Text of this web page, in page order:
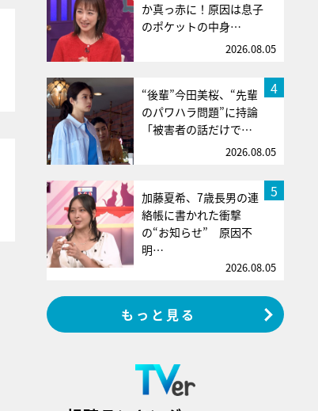
か真っ赤に！原因は息子
のポケットの中身…
2026.08.05
4
“後輩”今田美桜、“先輩
のパワハラ問題”に持論
「被害者の話だけで…
2026.08.05
5
加藤夏希、7歳長男の連
絡帳に書かれた衝撃
の“お知らせ” 原因不
明…
2026.08.05
もっと見る